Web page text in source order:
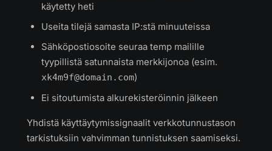
käytetty heti
Useita tilejä samasta IP:stä minuuteissa
Sähköpostiosoite seuraa temp mailille
tyypillistä satunnaista merkkijonoa (esim.
xk4m9f@domain.com)
Ei sitoutumista alkurekisteröinnin jälkeen
Yhdistä käyttäytymissignaalit verkkotunnustason
tarkistuksiin vahvimman tunnistuksen saamiseksi.